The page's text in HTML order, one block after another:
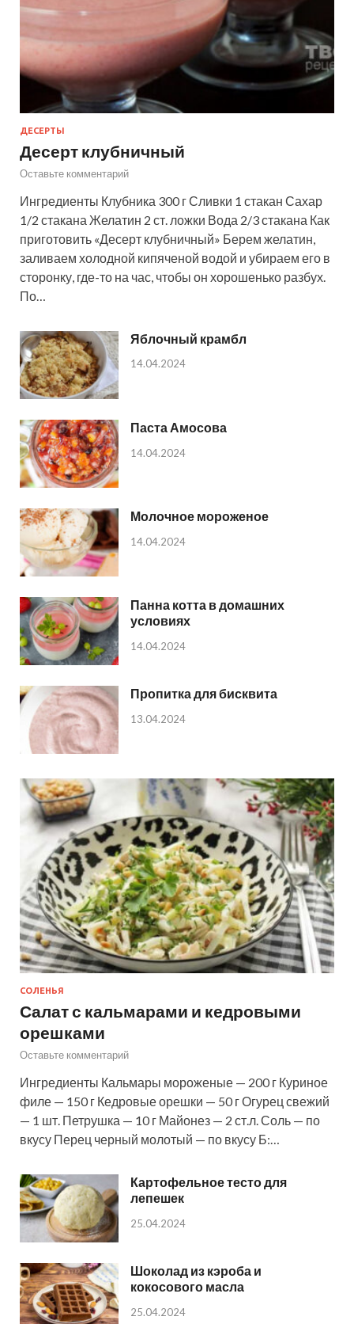
ДЕСЕРТЫ
Десерт клубничный
Оставьте комментарий
Ингредиенты Клубника 300 г Сливки 1 стакан Сахар
1/2 стакана Желатин 2 ст. ложки Вода 2/3 стакана Как
приготовить «Десерт клубничный» Берем желатин,
заливаем холодной кипяченой водой и убираем его в
сторонку, где-то на час, чтобы он хорошенько разбух.
По…
Яблочный крамбл
14.04.2024
Паста Амосова
14.04.2024
Молочное мороженое
14.04.2024
Панна котта в домашних
условиях
14.04.2024
Пропитка для бисквита
13.04.2024
СОЛЕНЬЯ
Салат с кальмарами и кедровыми
орешками
Оставьте комментарий
Ингредиенты Кальмары мороженые — 200 г Куриное
филе — 150 г Кедровые орешки — 50 г Огурец свежий
— 1 шт. Петрушка — 10 г Майонез — 2 ст.л. Соль — по
вкусу Перец черный молотый — по вкусу Б:…
Картофельное тесто для
лепешек
25.04.2024
Шоколад из кэроба и
кокосового масла
25.04.2024